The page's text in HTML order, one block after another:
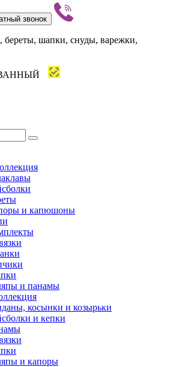
звонок
шапки, снуды, варежки,
и капюшоны
и панамы
косынки и козырьки
и кепки
и капоры